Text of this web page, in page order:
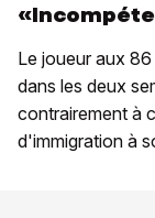
Le joueur aux
dans les deux
contrairement à
d'immigration à